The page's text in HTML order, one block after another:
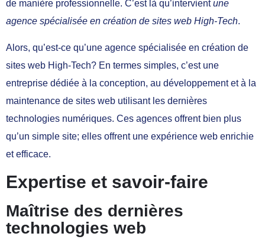
de manière professionnelle. C’est là qu’intervientune
agence spécialisée en création de sites web High-Tech.
Alors, qu’est-ce qu’une agence spécialisée en création de
sites web High-Tech? En termes simples, c’est une
entreprise dédiée à la conception, au développement et à la
maintenance de sites web utilisant les dernières
technologies numériques. Ces agences offrent bien plus
qu’un simple site; elles offrent une expérience web enrichie
et efficace.
Expertise et savoir-faire
Maîtrise des dernières
technologies web